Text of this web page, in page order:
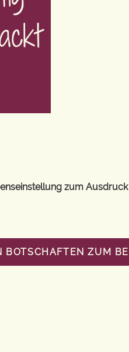
zum
ZUM